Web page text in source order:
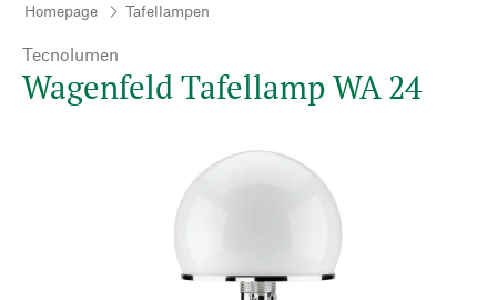
Homepage Tafellampen
Tecnolumen
Wagenfeld Tafellamp WA 24